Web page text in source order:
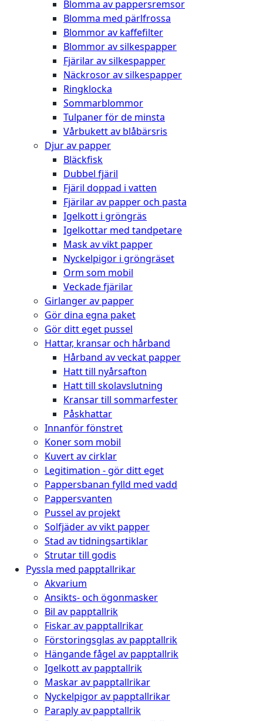
Blomma av pappersremsor
Blomma med pärlfrossa
Blommor av kaffefilter
Blommor av silkespapper
Fjärilar av silkespapper
Näckrosor av silkespapper
Ringklocka
Sommarblommor
Tulpaner för de minsta
Vårbukett av blåbärsris
Djur av papper
Bläckfisk
Dubbel fjäril
Fjäril doppad i vatten
Fjärilar av papper och pasta
Igelkott i gröngräs
Igelkottar med tandpetare
Mask av vikt papper
Nyckelpigor i gröngräset
Orm som mobil
Veckade fjärilar
Girlanger av papper
Gör dina egna paket
Gör ditt eget pussel
Hattar, kransar och hårband
Hårband av veckat papper
Hatt till nyårsafton
Hatt till skolavslutning
Kransar till sommarfester
Påskhattar
Innanför fönstret
Koner som mobil
Kuvert av cirklar
Legitimation - gör ditt eget
Pappersbanan fylld med vadd
Pappersvanten
Pussel av projekt
Solfjäder av vikt papper
Stad av tidningsartiklar
Strutar till godis
Pyssla med papptallrikar
Akvarium
Ansikts- och ögonmasker
Bil av papptallrik
Fiskar av papptallrikar
Förstoringsglas av papptallrik
Hängande fågel av papptallrik
Igelkott av papptallrik
Maskar av papptallrikar
Nyckelpigor av papptallrikar
Paraply av papptallrik